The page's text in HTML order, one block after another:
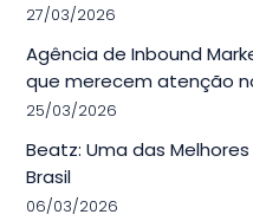
27/03/2026
Agência de Inbound
que merecem atenção
25/03/2026
Beatz: Uma das
Brasil
06/03/2026